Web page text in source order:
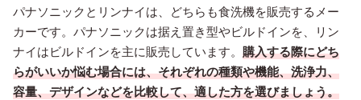
パナソニックとリンナイは、どちらも食洗機を販売するメー
カーです。パナソニックは据え置き型やビルドインを、リン
ナイはビルドインを主に販売しています。 購入する際にどち
らがいいか悩む場合には、それぞれの種類や機能、洗浄力、
容量、デザインなどを比較して、適した方を選びましょう。